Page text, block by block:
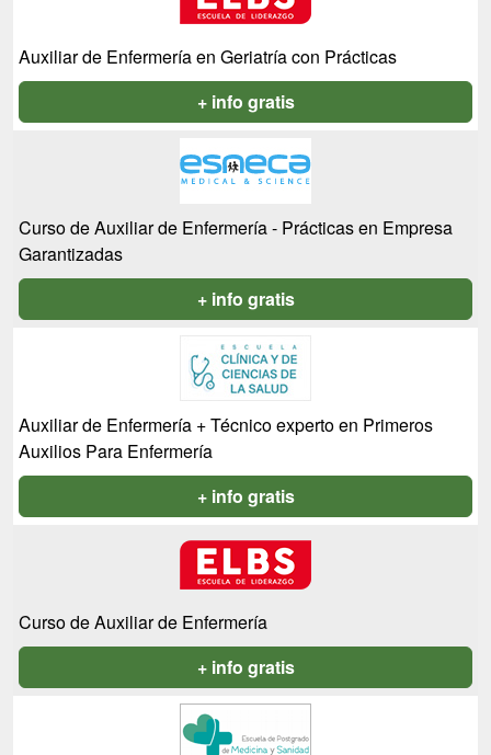
Auxiliar de Enfermería en Geriatría con Prácticas
+ info gratis
Curso de Auxiliar de Enfermería - Prácticas en Empresa
Garantizadas
+ info gratis
Auxiliar de Enfermería + Técnico experto en Primeros
Auxilios Para Enfermería
+ info gratis
Curso de Auxiliar de Enfermería
+ info gratis